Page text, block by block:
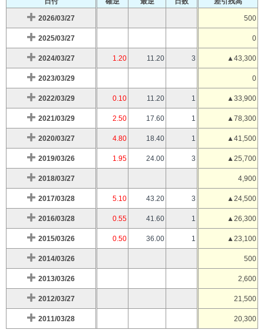
2026/03/27 500
2025/03/27 0
2024/03/27 1.20 11.20 3 ▲43,300
2023/03/29 0
2022/03/29 0.10 11.20 1 ▲33,900
2021/03/29 2.50 17.60 1 ▲78,300
2020/03/27 4.80 18.40 1 ▲41,500
2019/03/26 1.95 24.00 3 ▲25,700
2018/03/27 4,900
2017/03/28 5.10 43.20 3 ▲24,500
2016/03/28 0.55 41.60 1 ▲26,300
2015/03/26 0.50 36.00 1 ▲23,100
2014/03/26 500
2013/03/26 2,600
2012/03/27 21,500
2011/03/28 20,300